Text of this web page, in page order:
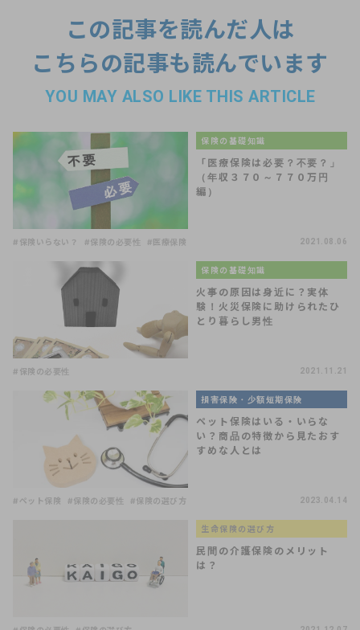
この記事を読んだ人は
こちらの記事も読んでいます
YOU MAY ALSO LIKE THIS ARTICLE
保険の基礎知識
「医療保険は必要？不要？」
（年収３７０～７７０万円
編）
#保険いらない？ #保険の必要性 #医療保険 2021.08.06
保険の基礎知識
火事の原因は身近に？実体
験！火災保険に助けられたひ
とり暮らし男性
#保険の必要性 2021.11.21
損害保険・少額短期保険
ペット保険はいる・いらな
い？商品の特徴から見たおす
すめな人とは
#ペット保険 #保険の必要性 #保険の選び方 2023.04.14
生命保険の選び方
民間の介護保険のメリット
は？